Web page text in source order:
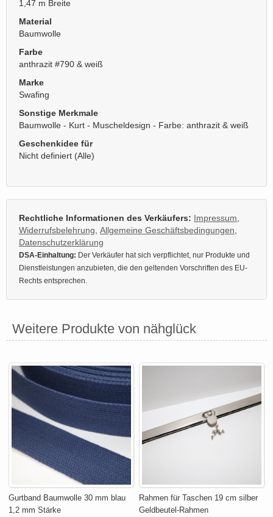
1,47 m Breite
Material
Baumwolle
Farbe
anthrazit #790 & weiß
Marke
Swafing
Sonstige Merkmale
Baumwolle - Kurt - Muscheldesign - Farbe: anthrazit & weiß
Geschenkidee für
Nicht definiert (Alle)
Rechtliche Informationen des Verkäufers: Impressum
Widerrufsbelehrung Allgemeine Geschäftsbedingungen
Datenschutzerklärung
DSA-Einhaltung: Der Verkäufer hat sich verpflichtet, nur Produkte und
Dienstleistungen anzubieten, die den geltenden Vorschriften des EU-
Rechts entsprechen.
Weitere Produkte von nähglück
Gurtband Baumwolle 30 mm blau
1,2 mm Stärke
Rahmen für Taschen 19 cm silber
Geldbeutel-Rahmen